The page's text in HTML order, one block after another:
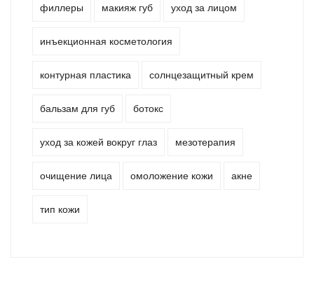
филлеры макияж губ уход за лицом
инъекционная косметология
контурная пластика солнцезащитный крем
бальзам для губ ботокс
уход за кожей вокруг глаз мезотерапия
очищение лица омоложение кожи акне
тип кожи